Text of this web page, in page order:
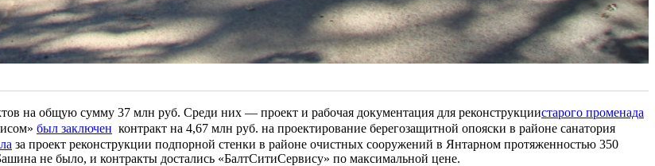
на общую сумму 37 млн руб. Среди них — проект и рабочая документация для реконструкциистарого променада
был заключен контракт на 4,67 млн руб. на проектирование берегозащитной опояски в районе санатория
за проект реконструкции подпорной стенки в районе очистных сооружений в Янтарном протяженностью 350
не было, и контракты достались «БалтСитиСервису» по максимальной цене.